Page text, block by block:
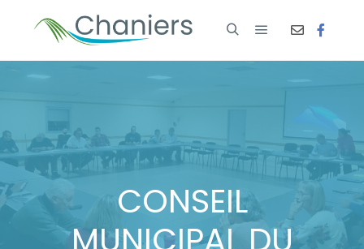
CONSEIL